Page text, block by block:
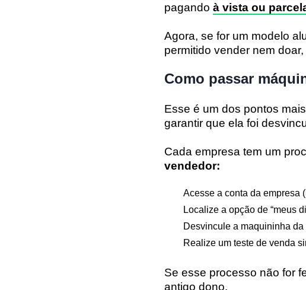
pagando à vista ou
Agora, se for um modelo
permitido vender nem
Como passar
Esse é um dos pontos
garantir que ela foi
Cada empresa tem um
vendedor:
Acesse a conta da empresa
Localize a opção de “meus
Desvincule a maquininha da
Realize um teste de venda
Se esse processo não for
antigo dono.